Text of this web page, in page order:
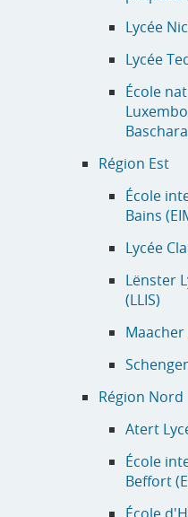
Lycée
Lycée
École
Région Est
École
Bains
Lycée
Lënster
(LLIS)
Maacher
Région Nord
Atert
École
Beffort